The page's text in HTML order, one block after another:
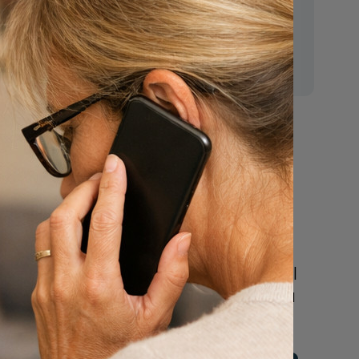
vooral
heeft
E-mail:
mr.vanderputten@gmail.com
Nu
een uitvaart
regelen
Beschrijf uw wensen
online of bel ons geheel
vrijblijvend voor hulp na
een overlijden.